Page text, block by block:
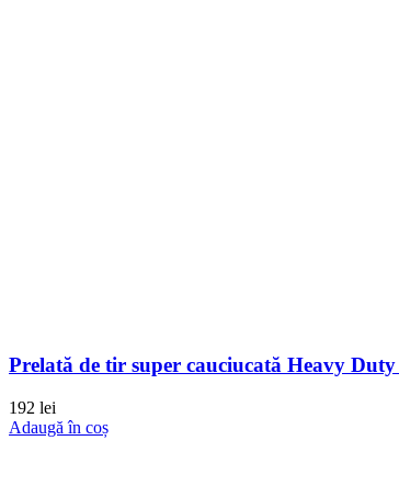
Prelată de tir super cauciucată Heavy
192 lei
Adaugă în coș